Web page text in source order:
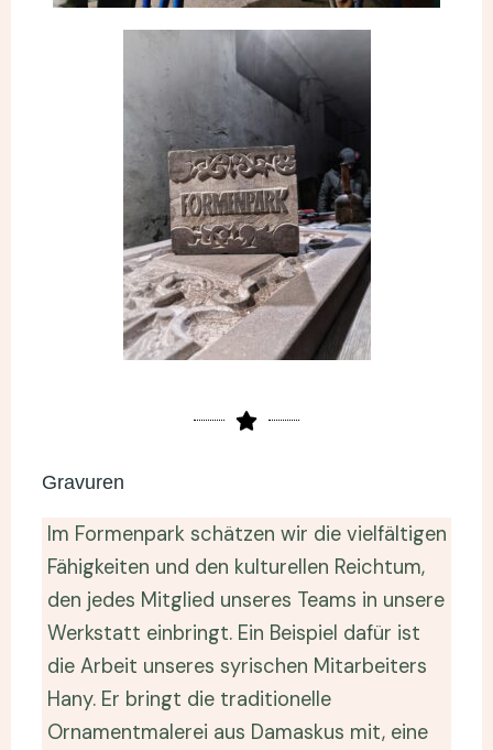
Gravuren
Im Formenpark schätzen wir die vielfältigen
Fähigkeiten und den kulturellen Reichtum,
den jedes Mitglied unseres Teams in unsere
Werkstatt einbringt. Ein Beispiel dafür ist
die Arbeit unseres syrischen Mitarbeiters
Hany. Er bringt die traditionelle
Ornamentmalerei aus Damaskus mit, eine